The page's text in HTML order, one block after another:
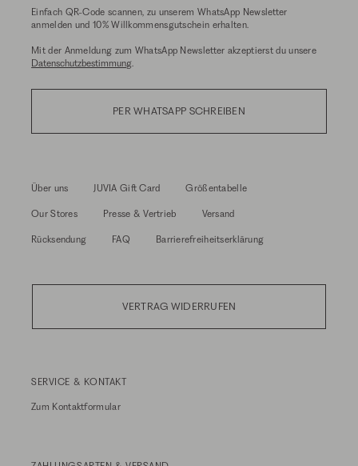
Einfach QR-Code scannen, zu unserem WhatsApp Newsletter
anmelden und 10% Willkommensgutschein erhalten.
Mit der Anmeldung zum WhatsApp Newsletter akzeptierst du unsere
Datenschutzbestimmung.
PER WHATSAPP SCHREIBEN
Über uns JUVIA Gift Card Größentabelle
Our Stores Presse & Vertrieb Versand
Rücksendung FAQ Barrierefreiheitserklärung
VERTRAG WIDERRUFEN
SERVICE & KONTAKT
Zum Kontaktformular